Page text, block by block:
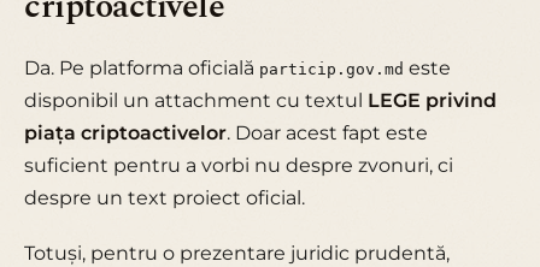
Da. Pe platforma oficială particip.gov.md este
disponibil un attachment cu textul LEGE privind
piața criptoactivelor. Doar acest fapt este
suficient pentru a vorbi nu despre zvonuri, ci
despre un text proiect oficial.
Totuși, pentru o prezentare juridic prudentă,